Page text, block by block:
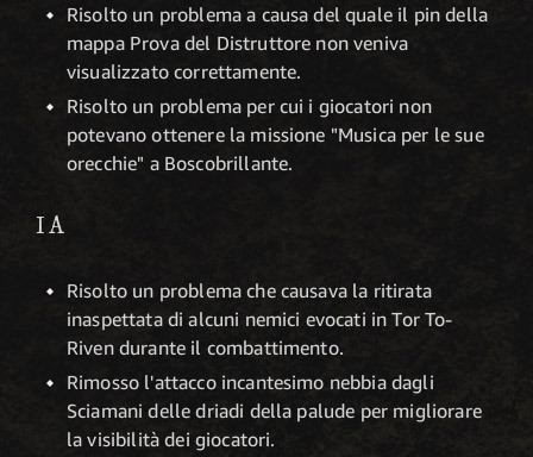
Risolto un problema a causa del quale il pin della
mappa Prova del Distruttore non veniva
visualizzato correttamente.
Risolto un problema per cui i giocatori non
potevano ottenere la missione "Musica per le sue
orecchie" a Boscobrillante.
IA
Risolto un problema che causava la ritirata
inaspettata di alcuni nemici evocati in Tor To-
Riven durante il combattimento.
Rimosso l'attacco incantesimo nebbia dagli
Sciamani delle driadi della palude per migliorare
la visibilità dei giocatori.